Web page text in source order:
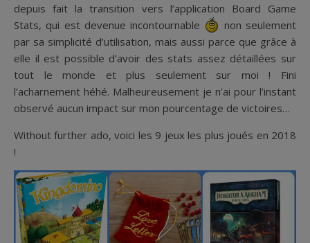
depuis fait la transition vers l’application Board Game
Stats, qui est devenue incontournable
non seulement
par sa simplicité d’utilisation, mais aussi parce que grâce à
elle il est possible d’avoir des stats assez détaillées sur
tout le monde et plus seulement sur moi ! Fini
l’acharnement héhé. Malheureusement je n’ai pour l’instant
observé aucun impact sur mon pourcentage de victoires…
Without further ado, voici les 9 jeux les plus joués en 2018
!